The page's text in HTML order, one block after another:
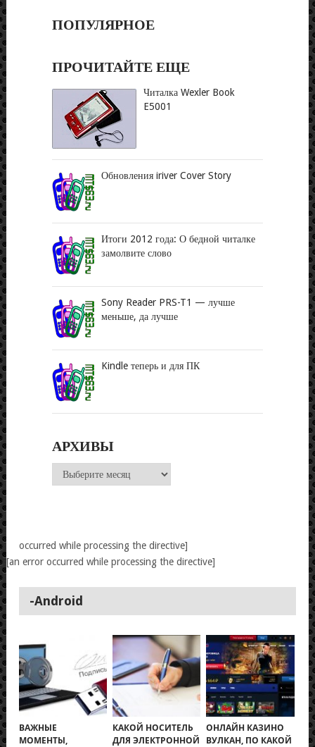
ПОПУЛЯРНОЕ
ПРОЧИТАЙТЕ ЕЩЕ
Читалка Wexler Book
E5001
Обновления iriver Cover Story
Итоги 2012 года: О бедной читалке
замолвите слово
Sony Reader PRS-T1 — лучше
меньше, да лучше
Kindle теперь и для ПК
АРХИВЫ
Архивы
occurred while processing the directive]
[an error occurred while processing the directive]
-Android
ВАЖНЫЕ
МОМЕНТЫ,
КАКОЙ НОСИТЕЛЬ
ДЛЯ ЭЛЕКТРОННОЙ
ОНЛАЙН КАЗИНО
ВУЛКАН, ПО КАКОЙ